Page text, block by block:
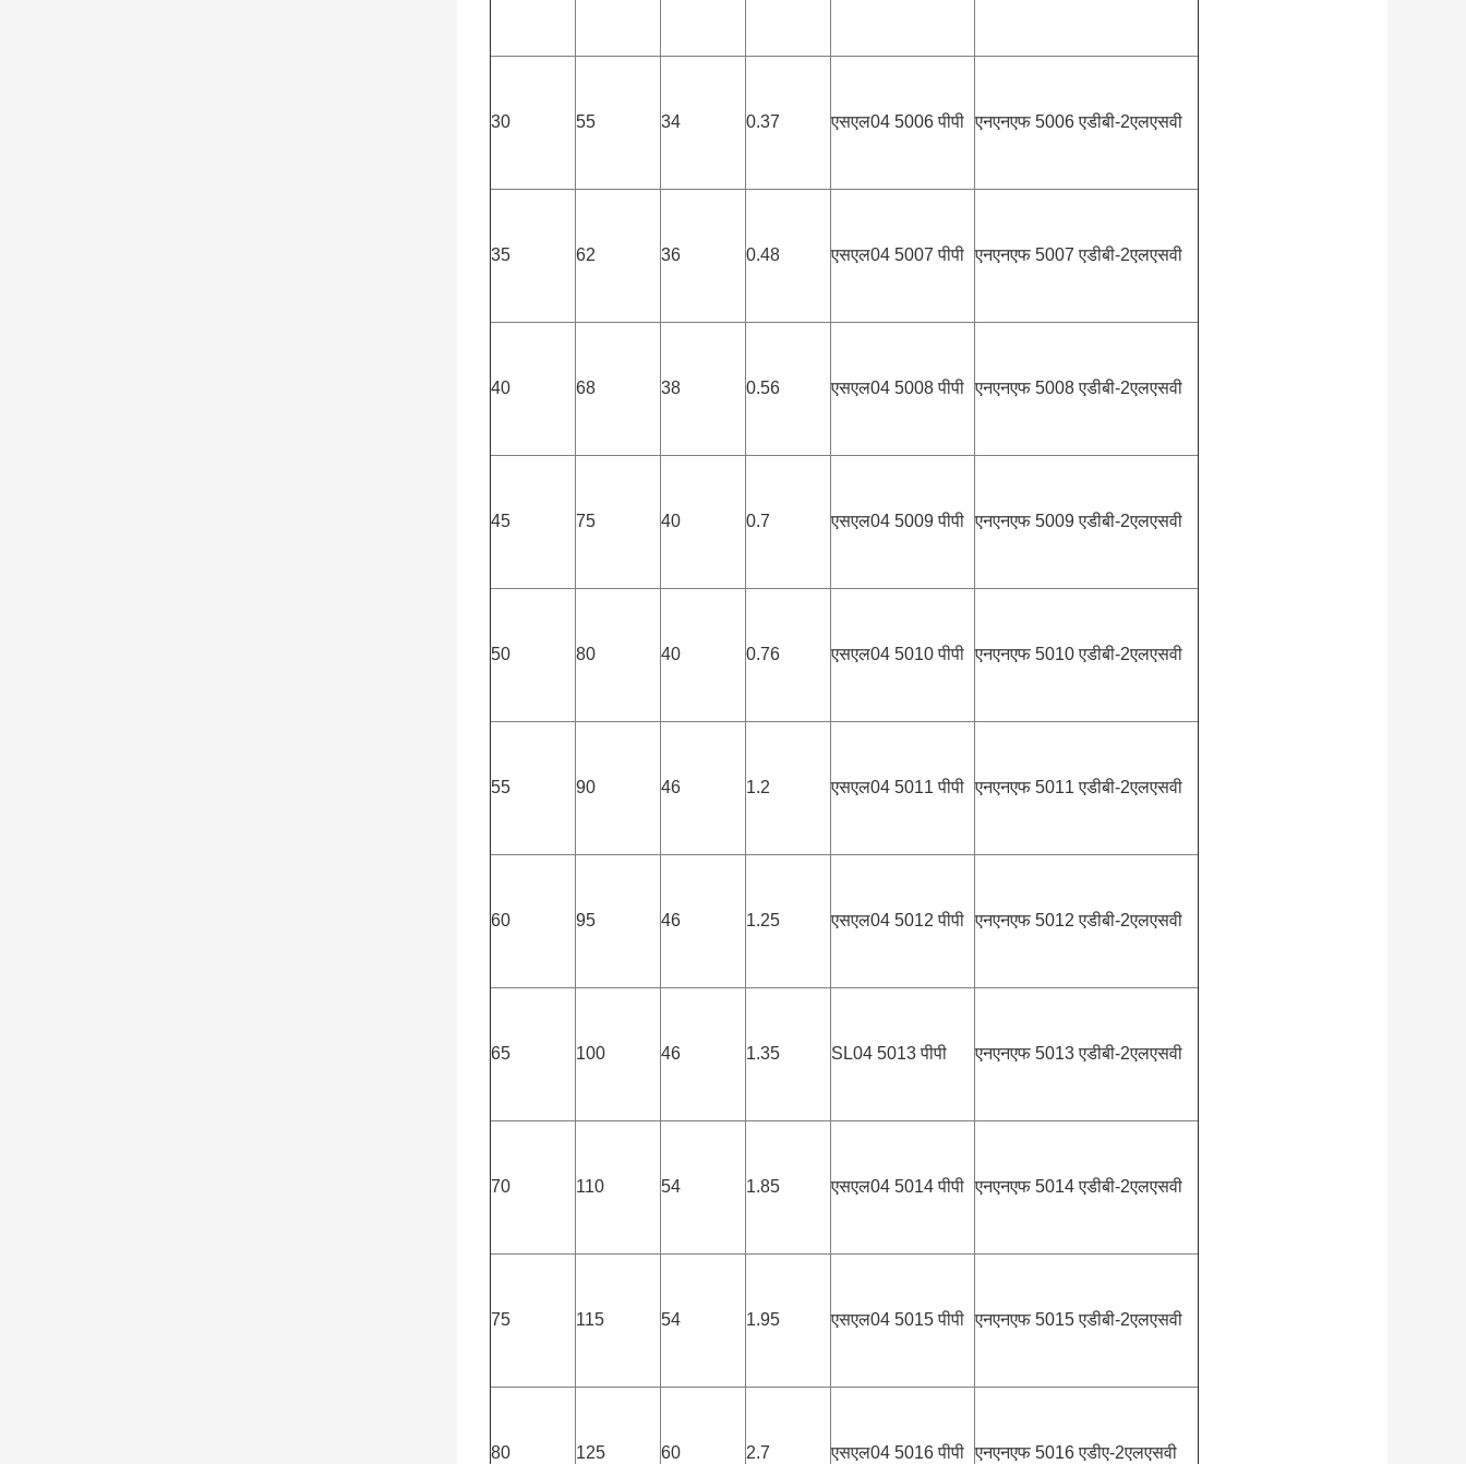
30 55 34 0.37 एसएल04 5006 पीपी एनएनएफ 5006 एडीबी-2एलएसवी
35 62 36 0.48 एसएल04 5007 पीपी एनएनएफ 5007 एडीबी-2एलएसवी
40 68 38 0.56 एसएल04 5008 पीपी एनएनएफ 5008 एडीबी-2एलएसवी
45 75 40 0.7 एसएल04 5009 पीपी एनएनएफ 5009 एडीबी-2एलएसवी
50 80 40 0.76 एसएल04 5010 पीपी एनएनएफ 5010 एडीबी-2एलएसवी
55 90 46 1.2 एसएल04 5011 पीपी एनएनएफ 5011 एडीबी-2एलएसवी
60 95 46 1.25 एसएल04 5012 पीपी एनएनएफ 5012 एडीबी-2एलएसवी
65 100 46 1.35 SL04 5013 पीपी एनएनएफ 5013 एडीबी-2एलएसवी
70 110 54 1.85 एसएल04 5014 पीपी एनएनएफ 5014 एडीबी-2एलएसवी
75 115 54 1.95 एसएल04 5015 पीपी एनएनएफ 5015 एडीबी-2एलएसवी
80 125 60 2.7 एसएल04 5016 पीपी एनएनएफ 5016 एडीए-2एलएसवी